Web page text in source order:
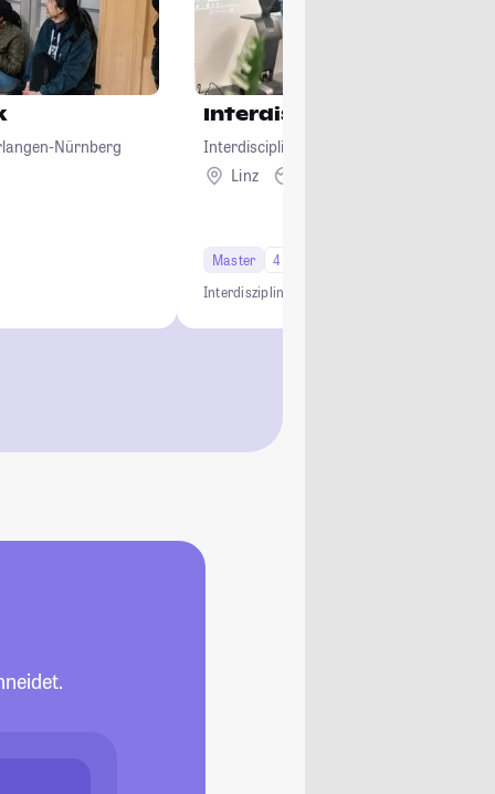
Nürnberg
Interdisciplinary
Interdisciplinary Transformation
Linz
Master
4 Semester
Interdisziplinär